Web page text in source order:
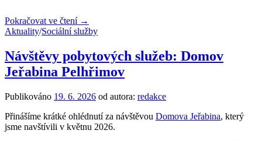
Pokračovat ve čtení →
Aktuality/Sociální služby
Návštěvy pobytových služeb: Domov
Jeřabina Pelhřimov
Publikováno 19. 6. 2026 od autora: redakce
Přinášíme krátké ohlédnutí za návštěvou Domova Jeřabina, který
jsme navštívili v květnu 2026.